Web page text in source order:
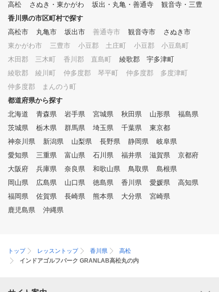
言う方は、是非お越しく
高松
さぬき・東かがわ 坂出・丸亀・善通寺
観音寺・三豊
香川県の市区町村で探す
高松市
丸亀市 坂出市 善通寺市 観音寺市
さぬき市
東かがわ市
三豊市 小豆郡 土庄町
小豆郡 小豆島町
木田郡 三木町
香川郡 直島町
綾歌郡 宇多津町
綾歌郡 綾川町
仲多度郡 琴平町
仲多度郡 多度津町
仲多度郡 まんのう町
都道府県から探す
北海道
青森県 岩手県 宮城県 秋田県 山形県
福島県
茨城県
栃木県 群馬県 埼玉県 千葉県
東京都
神奈川県
新潟県 山梨県 長野県 静岡県
岐阜県
愛知県
三重県 富山県 石川県 福井県 滋賀県
京都府
大阪府
兵庫県 奈良県 和歌山県 鳥取県
島根県
岡山県
広島県 山口県 徳島県 香川県 愛媛県
高知県
福岡県
佐賀県 長崎県 熊本県 大分県
宮崎県
鹿児島県
沖縄県
トップ レッスントップ 香川県
高松
インドアゴルフパーク GRANLAB高松丸の内